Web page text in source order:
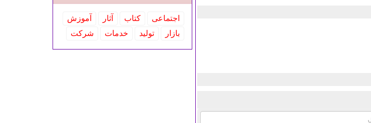
اجتماعی كتاب آثار
آموزش
بازار
تولید خدمات شركت